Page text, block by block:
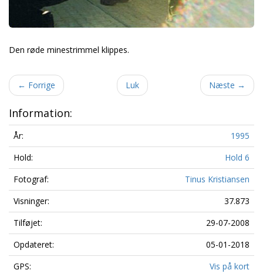
Den røde minestrimmel klippes.
← Forrige Luk Næste →
Information:
År:
1995
Hold:
Hold 6
Fotograf:
Tinus Kristiansen
Visninger:
37.873
Tilføjet:
29-07-2008
Opdateret:
05-01-2018
GPS:
Vis på kort